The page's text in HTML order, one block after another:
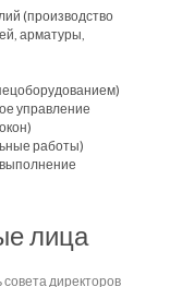
(производство
арматуры,
управление
работы)
лица
директоров